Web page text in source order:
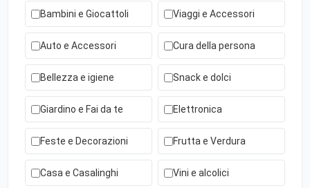
Bambini e Giocattoli Viaggi e Accessori
Auto e Accessori Cura della persona
Bellezza e igiene Snack e dolci
Giardino e Fai da te Elettronica
Feste e Decorazioni Frutta e Verdura
Casa e Casalinghi Vini e alcolici